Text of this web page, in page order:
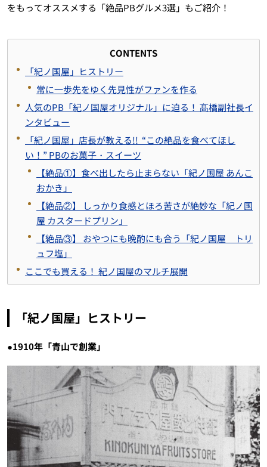
をもってオススメする「絶品PBグルメ3選」もご紹介！
CONTENTS
「紀ノ国屋」ヒストリー
常に一歩先をゆく先見性がファンを作る
人気のPB「紀ノ国屋オリジナル」に迫る！ 髙橋副社長イ
ンタビュー
「紀ノ国屋」店長が教える!! “この絶品を食べてほし
い！” PBのお菓子・スイーツ
【絶品①】食べ出したら止まらない「紀ノ国屋 あんこ
おかき」
【絶品②】 しっかり食感とほろ苦さが絶妙な「紀ノ国
屋 カスタードプリン」
【絶品③】 おやつにも晩酌にも合う「紀ノ国屋 トリ
ュフ塩」
ここでも買える！ 紀ノ国屋のマルチ展開
「紀ノ国屋」ヒストリー
●1910年「青山で創業」